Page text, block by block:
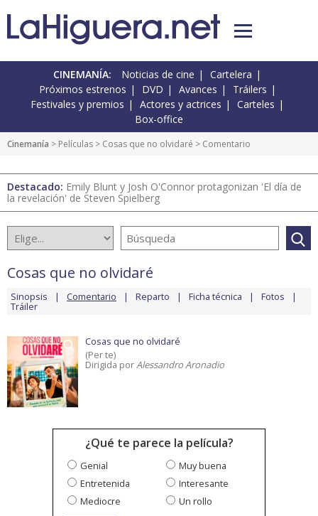
CINEMANÍA: Noticias de cine
Cartelera
Próximos estrenos
DVD Avances
Tráilers
Festivales y premios
Actores y actrices
Carteles
Box-office
Cinemanía > Películas > Cosas que no olvidaré > Comentario
Destacado: Emily Blunt y Josh O'Connor protagonizan 'El día de
la revelación' de Steven Spielberg
Cosas que no olvidaré
Sinopsis Comentario Reparto Ficha técnica Fotos
Tráiler
Cosas que no olvidaré
(Per te)
Dirigida porAlessandro Aronadio
¿Qué te parece la película?
Genial
Muy buena
Entretenida
Interesante
Mediocre
Un rollo